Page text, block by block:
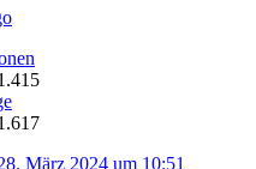
März 2024 um 10:51